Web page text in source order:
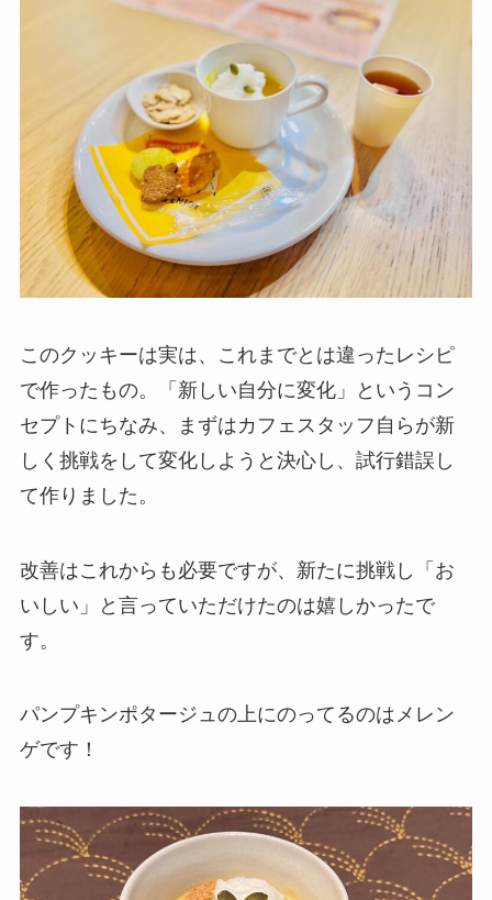
このクッキーは実は、これまでとは違ったレシピ
で作ったもの。「新しい自分に変化」というコン
セプトにちなみ、まずはカフェスタッフ自らが新
しく挑戦をして変化しようと決心し、試行錯誤し
て作りました。
改善はこれからも必要ですが、新たに挑戦し「お
いしい」と言っていただけたのは嬉しかったで
す。
パンプキンポタージュの上にのってるのはメレン
ゲです！